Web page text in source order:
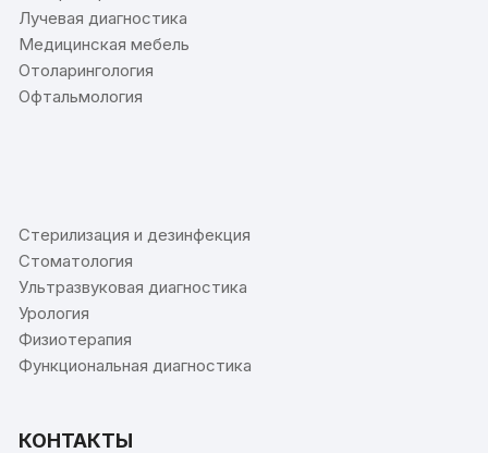
Лучевая диагностика
Медицинская мебель
Отоларингология
Офтальмология
Стерилизация и дезинфекция
Стоматология
Ультразвуковая диагностика
Урология
Физиотерапия
Функциональная диагностика
КОНТАКТЫ